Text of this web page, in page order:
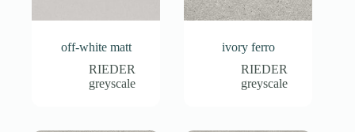
off-white matt
RIEDER
greyscale
ivory ferro
RIEDER
greyscale